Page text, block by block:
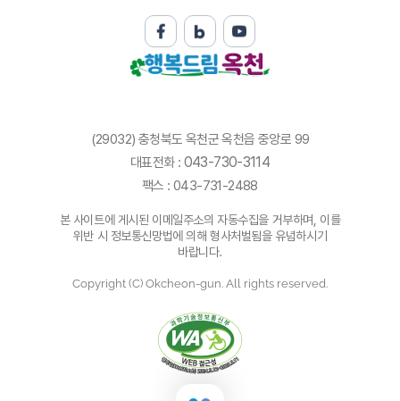
(29032) 충청북도 옥천군 옥천읍 중앙로 99
대표전화 : 043-730-3114
팩스 : 043-731-2488
본 사이트에 게시된 이메일주소의 자동수집을 거부하며, 이를
위반 시 정보통신망법에 의해 형사처벌됨을 유념하시기
바랍니다.
Copyright (C) Okcheon-gun. All rights reserved.